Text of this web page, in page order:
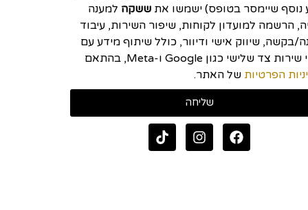
נוסף שיימסר בטופס) ישמשו אתששקה למענה
הרשמה למועדון לקוחות, שיפור השירות, עיבוד
בקשה, שיווק אישי ודיוור, כולל שיתוף מידע עם
ספקי שירות צד שלישי כגון Google ו-Meta, בהתאם
הפרטיות של האתר.
שליחה